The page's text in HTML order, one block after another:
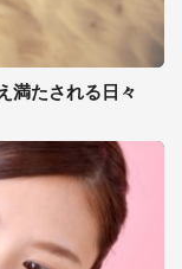
満たされる日々